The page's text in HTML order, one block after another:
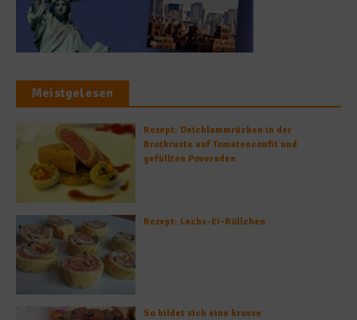
Meistgelesen
Rezept: Deichlammrücken in der
Brotkruste auf Tomatenconfit und
gefüllten Poveraden
Rezept: Lachs-Ei-Röllchen
So bildet sich eine krosse